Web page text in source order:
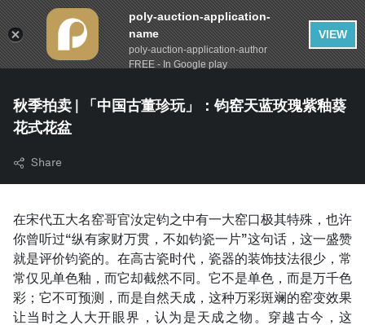
秋季拍卖 | 「中国古董珍玩」：钧窑天蓝玫瑰紫釉葵
花式花盆
Share
在宋代五大名窑哥官汝定钧之中有一大窑口极其特殊，也许
你曾听过“纵有家财万贯，不如钧瓷一片”这句话，这一盛赞
就是评价钧瓷的。在高古瓷时代，瓷器的装饰技法很少，常
常仅见单色釉，而它却截然不同。它不是单色，而是万千色
彩；它不可预测，而是自然天成，这种万彩斑斓的窑变效果
让当时之人大开眼界，认为是天成之物。穿越古今，这
poly-auction-application-
name
poly-auction-application-author
FREE - In Google play
VIEW